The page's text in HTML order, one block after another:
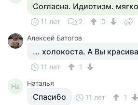
Согласна. Идиотизм.
11 лет 2
0
Алексей Батогов
... холокоста. А Вы
11 лет 1
На Наталья
Спасибо 11 лет 1